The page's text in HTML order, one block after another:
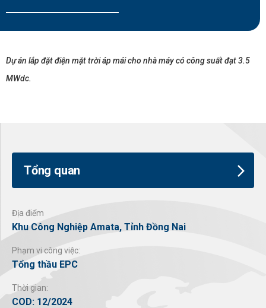
Dự án lắp đặt điện mặt trời áp mái cho nhà máy có công suất đạt 3.5
MWdc.
Tổng quan
Địa điểm
Khu Công Nghiệp Amata, Tỉnh Đồng Nai
Phạm vi công việc:
Tổng thầu EPC
Thời gian:
COD: 12/2024